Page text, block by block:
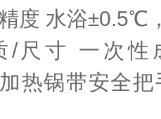
度 水浴±0.5℃
/尺寸
一次性
热锅带安全